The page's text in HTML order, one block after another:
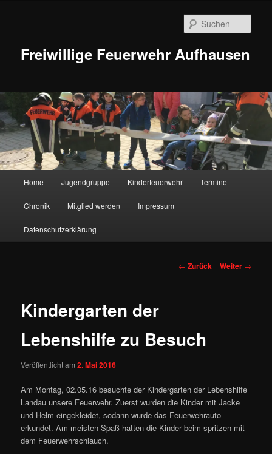
Freiwillige Feuerwehr Aufhausen
Home Jugendgruppe Kinderfeuerwehr Termine
Chronik Mitglied werden Impressum
Datenschutzerklärung
Beitragsnavigation
← Zurück Weiter →
Kindergarten der
Lebenshilfe zu Besuch
Veröffentlicht am2. Mai 2016
Am Montag, 02.05.16 besuchte der Kindergarten der Lebenshilfe
Landau unsere Feuerwehr. Zuerst wurden die Kinder mit Jacke
und Helm eingekleidet, sodann wurde das Feuerwehrauto
erkundet. Am meisten Spaß hatten die Kinder beim spritzen mit
dem Feuerwehrschlauch.